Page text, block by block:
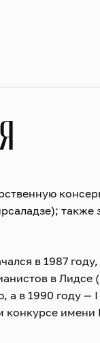
также
в 1987 году,
в Лидсе
а в 1990 году —
имени